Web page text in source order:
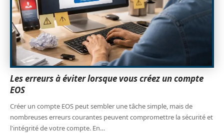
Les erreurs à éviter lorsque vous créez un compte
EOS
Créer un compte EOS peut sembler une tâche simple, mais de
nombreuses erreurs courantes peuvent compromettre la sécurité et
l'intégrité de votre compte. En…